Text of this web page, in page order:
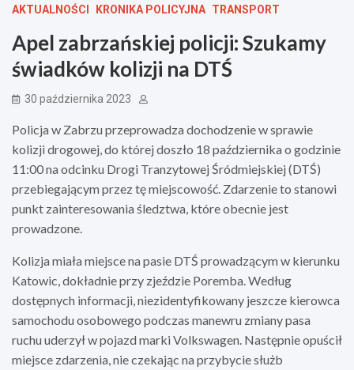
AKTUALNOŚCI KRONIKA POLICYJNA TRANSPORT
Apel zabrzańskiej policji: Szukamy
świadków kolizji na DTŚ
30 października 2023
Policja w Zabrzu przeprowadza dochodzenie w sprawie
kolizji drogowej, do której doszło 18 października o godzinie
11:00 na odcinku Drogi Tranzytowej Śródmiejskiej (DTŚ)
przebiegającym przez tę miejscowość. Zdarzenie to stanowi
punkt zainteresowania śledztwa, które obecnie jest
prowadzone.
Kolizja miała miejsce na pasie DTŚ prowadzącym w kierunku
Katowic, dokładnie przy zjeździe Poremba. Według
dostępnych informacji, niezidentyfikowany jeszcze kierowca
samochodu osobowego podczas manewru zmiany pasa
ruchu uderzył w pojazd marki Volkswagen. Następnie opuścił
miejsce zdarzenia, nie czekając na przybycie służb